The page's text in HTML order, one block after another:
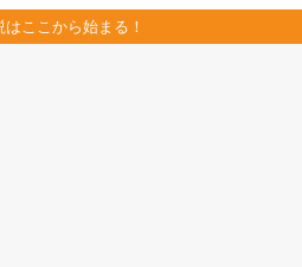
健康
宇宙ここから始まる！